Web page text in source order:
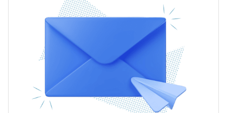
過20%，市場經歷了回
調。特朗普總統於4月2
日公佈的關稅計劃使美
股下跌。此外，美聯儲3
月中旬決定維持現行利
率而非降息，亦加劇了
美股行情的不確定性。
儘管面臨這些挑戰，某
港投資者躍躍欲試。現
在只需要一部智能手
機，就能隨時隨地進行
[https://www.moneyhero.com.hk/zh/investment/
account/us-stock-
account]、外匯
[https://www.moneyhero.com.hk/zh/investment/blog/
識。即睇MoneyHero基
金入門教學。
有不同需要，從選股、
收息到交易成本，
MoneyHero教你選擇最
適合自己的投資戶口！